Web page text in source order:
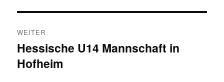
WEITER
Nächster
Beitrag:
Hessische U14 Mannschaft in
Hofheim